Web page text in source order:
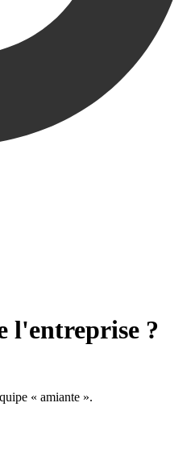
l'entreprise ?
« amiante ».